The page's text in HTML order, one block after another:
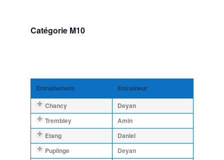
Catégorie M10
Entraînement
Entraîneur
Chancy
Deyan
Trembley
Amin
Etang
Daniel
Puplinge
Deyan